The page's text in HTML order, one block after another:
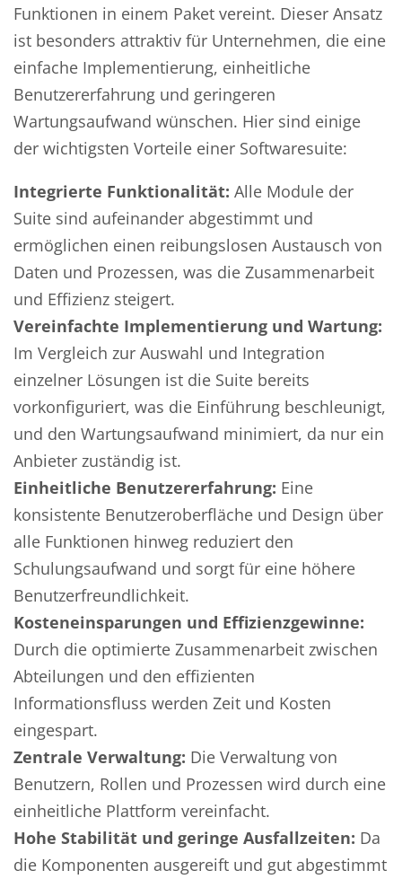
Funktionen in einem Paket vereint. Dieser Ansatz
ist besonders attraktiv für Unternehmen, die eine
einfache Implementierung, einheitliche
Benutzererfahrung und geringeren
Wartungsaufwand wünschen. Hier sind einige
der wichtigsten Vorteile einer Softwaresuite:
Integrierte Funktionalität: Alle Module der
Suite sind aufeinander abgestimmt und
ermöglichen einen reibungslosen Austausch von
Daten und Prozessen, was die Zusammenarbeit
und Effizienz steigert.
Vereinfachte Implementierung und Wartung:
Im Vergleich zur Auswahl und Integration
einzelner Lösungen ist die Suite bereits
vorkonfiguriert, was die Einführung beschleunigt,
und den Wartungsaufwand minimiert, da nur ein
Anbieter zuständig ist.
Einheitliche Benutzererfahrung: Eine
konsistente Benutzeroberfläche und Design über
alle Funktionen hinweg reduziert den
Schulungsaufwand und sorgt für eine höhere
Benutzerfreundlichkeit.
Kosteneinsparungen und Effizienzgewinne:
Durch die optimierte Zusammenarbeit zwischen
Abteilungen und den effizienten
Informationsfluss werden Zeit und Kosten
eingespart.
Zentrale Verwaltung: Die Verwaltung von
Benutzern, Rollen und Prozessen wird durch eine
einheitliche Plattform vereinfacht.
Hohe Stabilität und geringe Ausfallzeiten: Da
die Komponenten ausgereift und gut abgestimmt